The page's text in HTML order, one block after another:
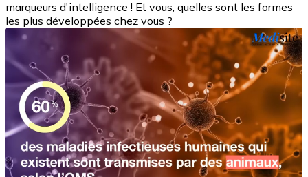
marqueurs d'intelligence ! Et vous, quelles sont les formes
les plus développées chez vous ?